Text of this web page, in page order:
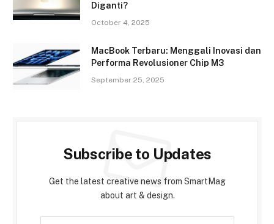
Diganti?
October 4, 2025
MacBook Terbaru: Menggali Inovasi dan
Performa Revolusioner Chip M3
September 25, 2025
Subscribe to Updates
Get the latest creative news from SmartMag
about art & design.